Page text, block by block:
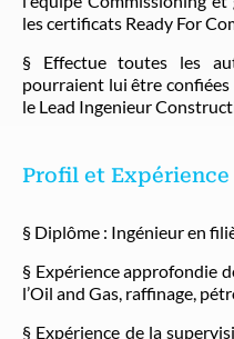
les certificats Ready For
§ Effectue toutes les
pourraient lui être
le Lead Ingenieur
Profil et Expérience
§ Diplôme : Ingénieur en
§ Expérience approfondie
l’Oil and Gas, raffinage,
§ Expérience de la